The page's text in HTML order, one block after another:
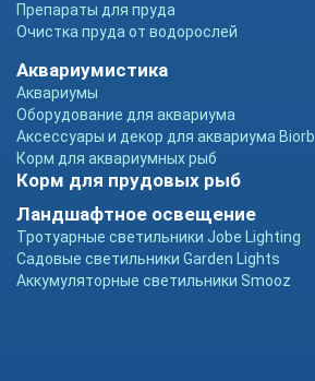
Препараты для пруда
Очистка пруда от водорослей
Аквариумистика
Аквариумы
Оборудование для аквариума
Аксессуары и декор для аквариума Biorb
Корм для аквариумных рыб
Корм для прудовых рыб
Ландшафтное освещение
Тротуарные светильники Jobe Lighting
Садовые светильники Garden Lights
Аккумуляторные светильники Smooz